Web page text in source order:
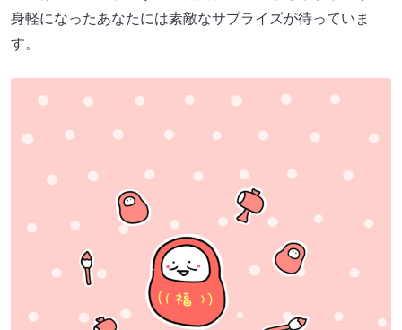
身軽になったあなたには素敵なサプライズが待っていま
す。